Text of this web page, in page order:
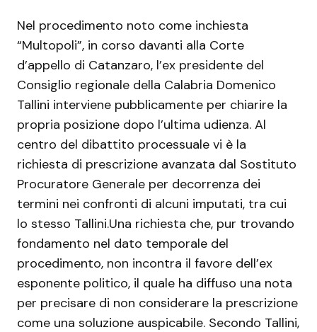
Nel procedimento noto come inchiesta
“Multopoli”, in corso davanti alla Corte
d’appello di Catanzaro, l’ex presidente del
Consiglio regionale della Calabria Domenico
Tallini interviene pubblicamente per chiarire la
propria posizione dopo l’ultima udienza. Al
centro del dibattito processuale vi è la
richiesta di prescrizione avanzata dal Sostituto
Procuratore Generale per decorrenza dei
termini nei confronti di alcuni imputati, tra cui
lo stesso Tallini.Una richiesta che, pur trovando
fondamento nel dato temporale del
procedimento, non incontra il favore dell’ex
esponente politico, il quale ha diffuso una nota
per precisare di non considerare la prescrizione
come una soluzione auspicabile. Secondo Tallini,